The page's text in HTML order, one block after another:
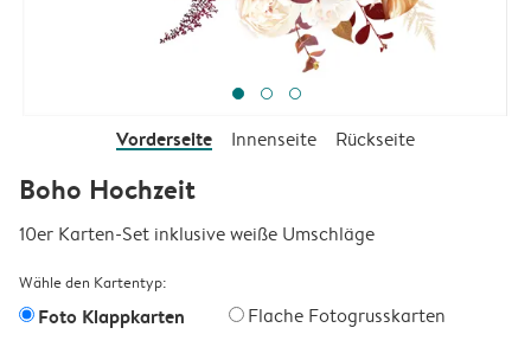
Vorderseite Innenseite Rückseite
Boho Hochzeit
10er Karten-Set inklusive weiße Umschläge
Wähle den Kartentyp:
Foto Klappkarten Flache Fotogrusskarten